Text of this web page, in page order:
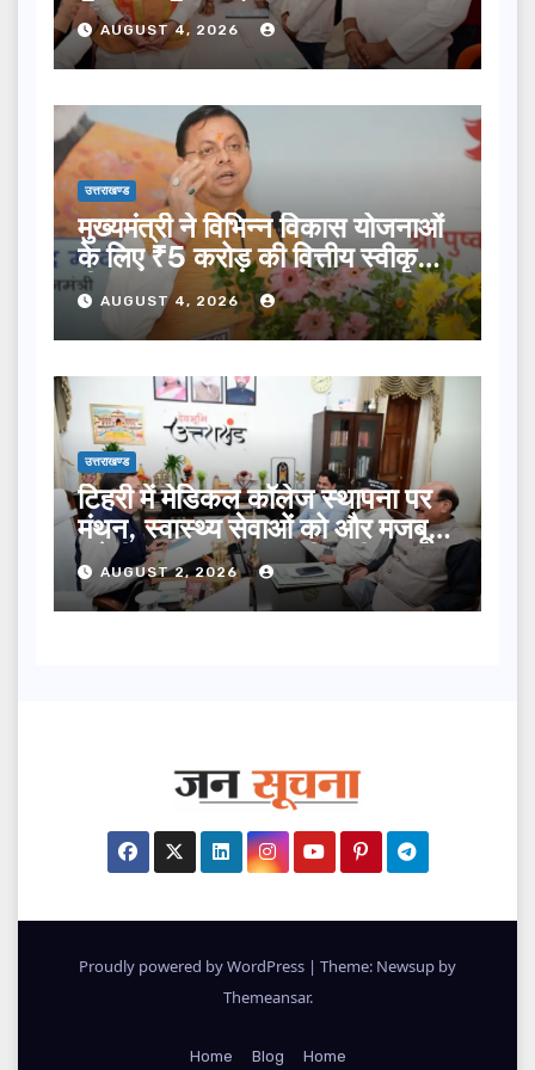
प्रक्षालन…
AUGUST 4, 2026
उत्तराखण्ड
मुख्यमंत्री ने विभिन्न विकास योजनाओं
के लिए ₹5 करोड़ की वित्तीय स्वीकृति
दी…AUGUST 4, 2026
उत्तराखण्ड
टिहरी में मेडिकल कॉलेज स्थापना पर
मंथन, स्वास्थ्य सेवाओं को और मजबूत
करेगी सरकार: मुख्यमंत्री धामी…
AUGUST 2, 2026
Proudly powered by WordPress | Theme: Newsup by
Themeansar.
Home Blog Home